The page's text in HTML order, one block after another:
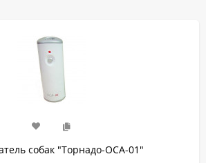
собак "Торнадо-ОСА-01"